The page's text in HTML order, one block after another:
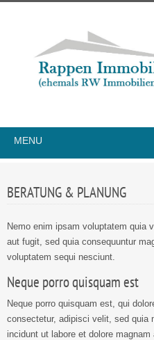
MENU
BERATUNG & PLANUNG
Nemo enim ipsam voluptatem quia
aut fugit, sed quia consequuntur
voluptatem sequi nesciunt.
Neque porro quisquam est
Neque porro quisquam est, qui
consectetur, adipisci velit, sed quia
incidunt ut labore et dolore